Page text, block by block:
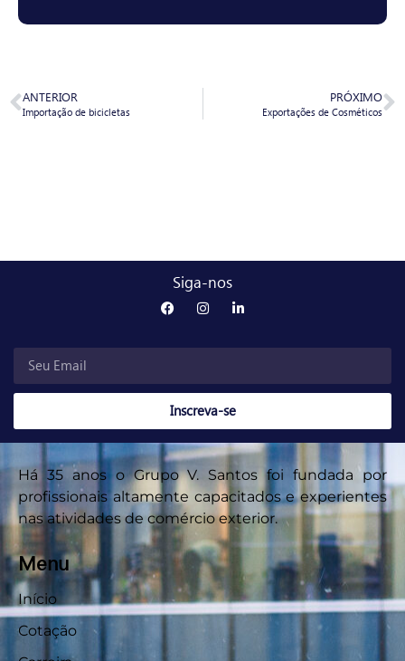
ANTERIOR
Importação de bicicletas
PRÓXIMO
Exportações de Cosméticos
Siga-nos
Inscreva-se
Há 35 anos o Grupo V. Santos foi fundada por
profissionais altamente capacitados e experientes
nas atividades de comércio exterior.
Menu
Início
Cotação